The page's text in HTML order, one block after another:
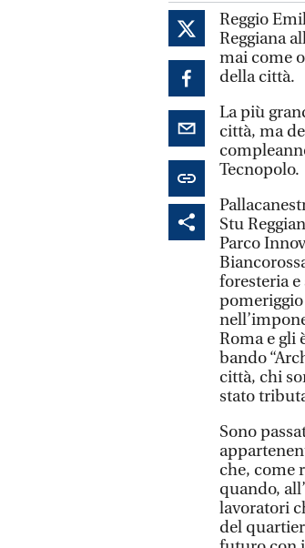
Reggio
Reggiana
mai come
della città.
La più
città, ma
Tecnopolo.
Stu
Parco
foresteria
Roma e gli
bando
città, chi
stato
Sono
che, come
quando,
lavoratori
del